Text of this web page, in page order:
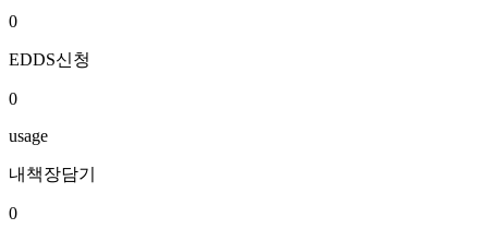
0
EDDS신청
0
usage
내책장담기
0